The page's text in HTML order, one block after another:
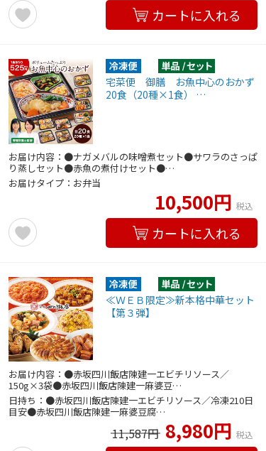
カートに入れる
宅菜便 御膳 お魚中心のおかず
20食（20種×1食） …
お届け内容：●ナガメバルの味噌煮セット●サワラのさっぱ
り蒸しセット●赤魚の煮付けセット●…
お届けタイプ：お弁当
10,500円 税込
カートに入れる
≪ＷＥＢ限定≫新本格中華セット
【第３弾】
お届け内容：●赤坂四川飯店陳建一エビチリソース／
150g×3袋●赤坂四川飯店陳建一麻婆豆…
日持ち：●赤坂四川飯店陳建一エビチリソース／冷凍210日
目安●赤坂四川飯店陳建一麻婆豆腐…
11,587円 8,980円 税込